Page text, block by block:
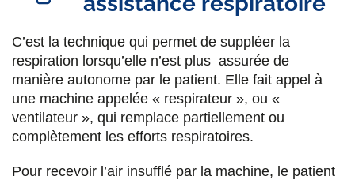
C’est la technique qui permet de suppléer la
respiration lorsqu’elle n’est plus assurée de
manière autonome par le patient. Elle fait appel à
une machine appelée « respirateur », ou «
ventilateur », qui remplace partiellement ou
complètement les efforts respiratoires.
Pour recevoir l’air insufflé par la machine, le patient